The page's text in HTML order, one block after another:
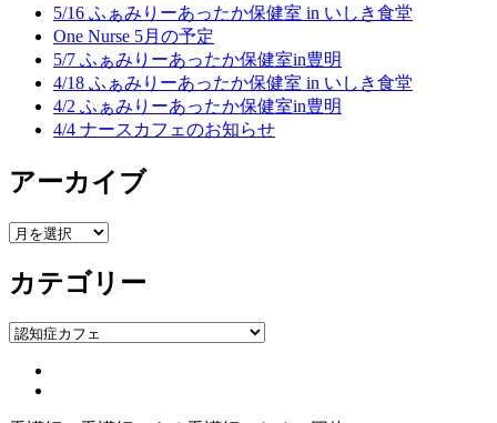
5/16 ふぁみりーあったか保健室 in いしき食堂
One Nurse 5月の予定
5/7 ふぁみりーあったか保健室in豊明
4/18 ふぁみりーあったか保健室 in いしき食堂
4/2 ふぁみりーあったか保健室in豊明
4/4 ナースカフェのお知らせ
アーカイブ
ア
カ
イ
ブ
カテゴリー
カ